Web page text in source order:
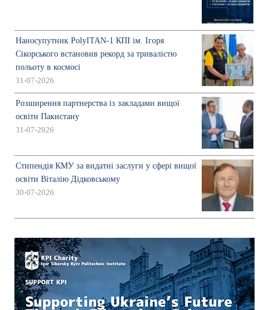
Наносупутник PolyITAN-1 КПІ ім. Ігоря
Сікорського встановив рекорд за тривалістю
польоту в космосі
31-07-2026
Розширення партнерства із закладами вищої
освіти Пакистану
31-07-2026
Стипендія КМУ за видатні заслуги у сфері вищої
освіти Віталію Дідковському
30-07-2026